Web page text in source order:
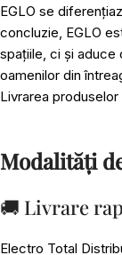
EGLO se
concluzie, EGLO
spațiile, ci și aduce
oamenilor din
Livrarea produselor
Modalități
🚚 Livrare
Electro Total